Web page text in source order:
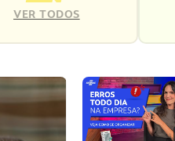
VER TODOS